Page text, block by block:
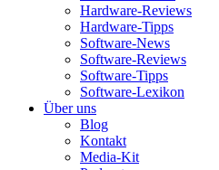
Hardware-Reviews
Hardware-Tipps
Software-News
Software-Reviews
Software-Tipps
Software-Lexikon
Über uns
Blog
Kontakt
Media-Kit